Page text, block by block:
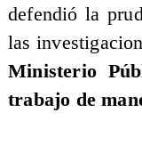
defendió la
las
Ministerio
trabajo de